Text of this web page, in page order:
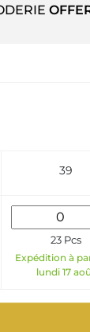
39
23 Pcs
Expédition à
lundi 17